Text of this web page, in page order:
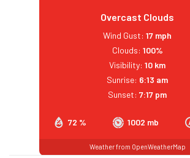
Overcast Clouds
72 % 1002 mb
Wind Gust: 17 mph
Clouds: 100%
Visibility: 10 km
Sunrise: 6:13 am
Sunset: 7:17 pm
Weather from OpenWeatherMap